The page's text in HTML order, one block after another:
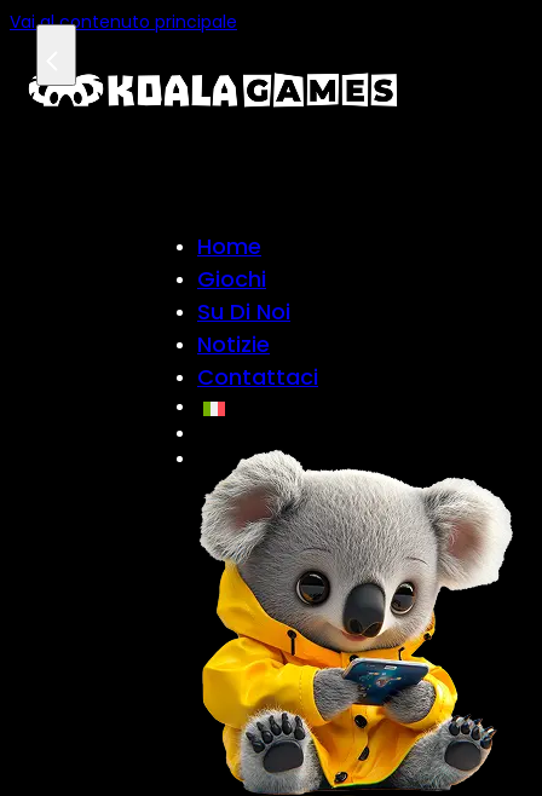
Vai al contenuto principale
Home
Giochi
Su Di Noi
Notizie
Contattaci